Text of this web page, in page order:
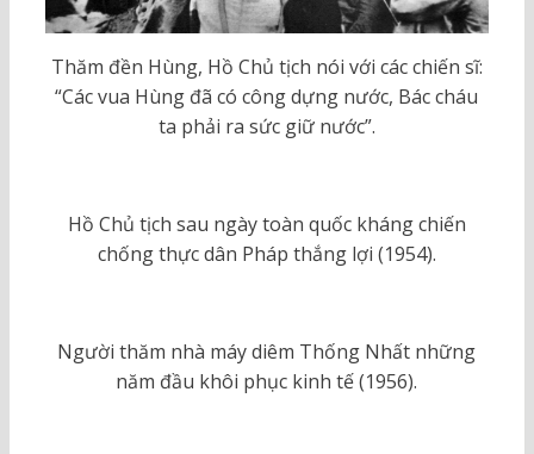
Thăm đền Hùng, Hồ Chủ tịch nói với các chiến sĩ:
“Các vua Hùng đã có công dựng nước, Bác cháu
ta phải ra sức giữ nước”.
Hồ Chủ tịch sau ngày toàn quốc kháng chiến
chống thực dân Pháp thắng lợi (1954).
Người thăm nhà máy diêm Thống Nhất những
năm đầu khôi phục kinh tế (1956).